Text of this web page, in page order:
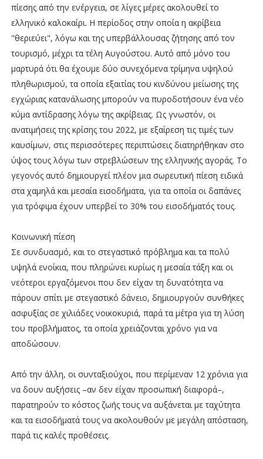
πίεσης από την ενέργεια, σε λίγες μέρες ακολουθεί το
ελληνικό καλοκαίρι. Η περίοδος στην οποία η ακρίβεια
"θεριεύει", λόγω και της υπερβάλλουσας ζήτησης από τον
τουρισμό, μέχρι τα τέλη Αυγούστου. Αυτό από μόνο του
μαρτυρά ότι θα έχουμε δύο συνεχόμενα τρίμηνα υψηλού
πληθωρισμού, τα οποία εξαιτίας του κινδύνου μείωσης της
εγχώριας κατανάλωσης μπορούν να πυροδοτήσουν ένα νέο
κύμα αντίδρασης λόγω της ακρίβειας. Ως γνωστόν, οι
ανατιμήσεις της κρίσης του 2022, με εξαίρεση τις τιμές των
καυσίμων, στις περισσότερες περιπτώσεις διατηρήθηκαν στο
ύψος τους λόγω των στρεβλώσεων της ελληνικής αγοράς. Το
γεγονός αυτό δημιουργεί πλέον μια σωρευτική πίεση ειδικά
στα χαμηλά και μεσαία εισοδήματα, για τα οποία οι δαπάνες
για τρόφιμα έχουν υπερβεί το 30% του εισοδήματός τους.
Κοινωνική πίεση
Σε συνδυασμό, και το στεγαστικό πρόβλημα και τα πολύ
υψηλά ενοίκια, που πληρώνει κυρίως η μεσαία τάξη και οι
νεότεροι εργαζόμενοι που δεν είχαν τη δυνατότητα να
πάρουν σπίτι με στεγαστικό δάνειο, δημιουργούν συνθήκες
ασφυξίας σε χιλιάδες νοικοκυριά, παρά τα μέτρα για τη λύση
του προβλήματος, τα οποία χρειάζονται χρόνο για να
αποδώσουν.
Από την άλλη, οι συνταξιούχοι, που περίμεναν 12 χρόνια για
να δουν αυξήσεις –αν δεν είχαν προσωπική διαφορά–,
παρατηρούν το κόστος ζωής τους να αυξάνεται με ταχύτητα
και τα εισοδήματά τους να ακολουθούν με μεγάλη απόσταση,
παρά τις καλές προθέσεις.